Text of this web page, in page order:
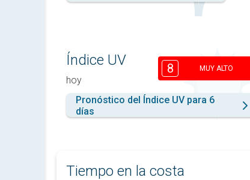
Índice UV
hoy
8 MUY ALTO
Pronóstico del Índice UV para 6
días
Tiempo en la costa